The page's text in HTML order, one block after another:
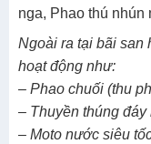
nga, Phao thú nhún
Ngoài ra tại bãi san
hoạt động như:
– Phao chuối (thu
– Thuyền thúng đáy
– Moto nước siêu